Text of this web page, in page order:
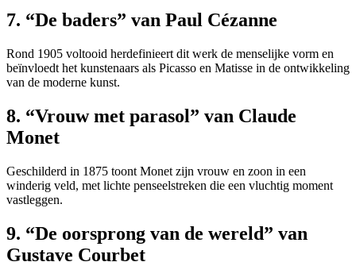
7. “De baders” van Paul Cézanne
Rond 1905 voltooid herdefinieert dit werk de menselijke vorm en
beïnvloedt het kunstenaars als Picasso en Matisse in de ontwikkeling
van de moderne kunst.
8. “Vrouw met parasol” van Claude
Monet
Geschilderd in 1875 toont Monet zijn vrouw en zoon in een
winderig veld, met lichte penseelstreken die een vluchtig moment
vastleggen.
9. “De oorsprong van de wereld” van
Gustave Courbet